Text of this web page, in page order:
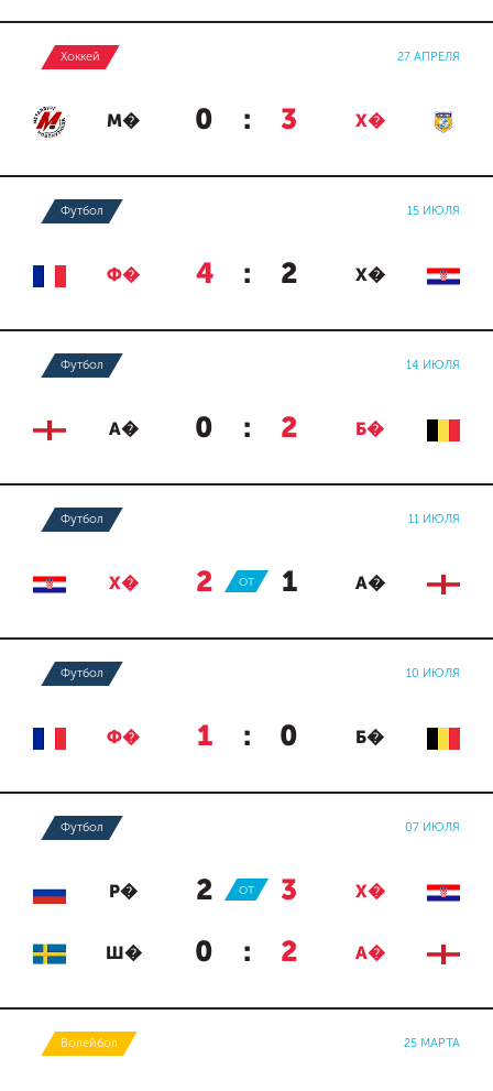
Хоккей 27 АПРЕЛЯ
М� 0 : 3 Х�
Футбол 15 ИЮЛЯ
Ф� 4 : 2 Х�
Футбол 14 ИЮЛЯ
А� 0 : 2 Б�
Футбол 11 ИЮЛЯ
Х� 2 : 1 А�
ОТ
Футбол 10 ИЮЛЯ
Ф� 1 : 0 Б�
Футбол 07 ИЮЛЯ
Р� 2 : 3 Х�
ОТ
Ш� 0 : 2 А�
Волейбол 25 МАРТА